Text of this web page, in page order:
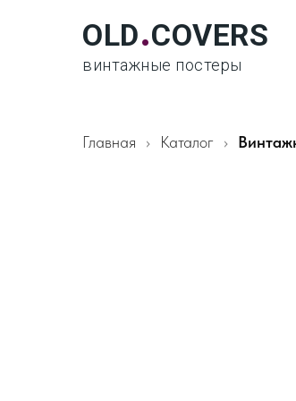
OLD.COVERS
винтажные постеры
Главная Каталог